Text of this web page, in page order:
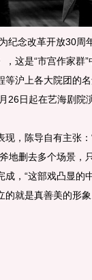
念改革开放30周
这是“市宫作家群
等沪上各大院团的
26日起在艺海剧院
，陈导自有主张：
地删去多个场景，
，“这部戏凸显的
就是真善美的形象